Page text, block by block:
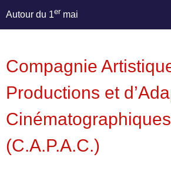
Autour du 1er mai
Compagnie
Productions et
Cinématographiques
(C.A.P.A.C.)